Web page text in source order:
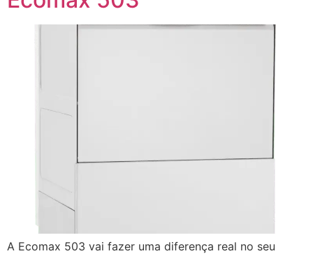
A Ecomax 503 vai fazer uma diferença real no seu